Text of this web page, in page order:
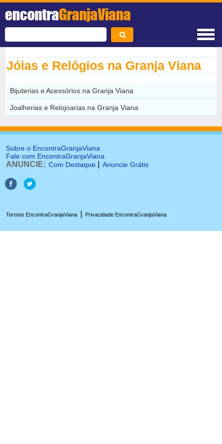
encontraGranjaViana
Jóias e Relógios na Granja Viana
Bijuterias e Acessórios na Granja Viana
Joalherias e Relojoarias na Granja Viana
Sobre o EncontraGranjaViana
Fale com EncontraGranjaViana
ANUNCIE: Com Destaque Anuncie Grátis
Termos EncontraGranjaViana Privacidade EncontraGranjaViana